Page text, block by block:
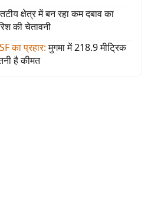
क्षेत्र में बन रहा कम दबाव का
की चेतावनी
का प्रहार: मुगमा में 218.9 मीट्रिक
है कीमत